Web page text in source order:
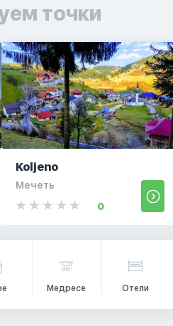
точки
Koljeno
Мечеть
0
Медресе Отели